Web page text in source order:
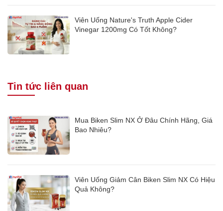
Viên Uống Nature's Truth Apple Cider
Vinegar 1200mg Có Tốt Không?
Tin tức liên quan
Mua Biken Slim NX Ở Đâu Chính Hãng, Giá
Bao Nhiêu?
Viên Uống Giảm Cân Biken Slim NX Có Hiệu
Quả Không?